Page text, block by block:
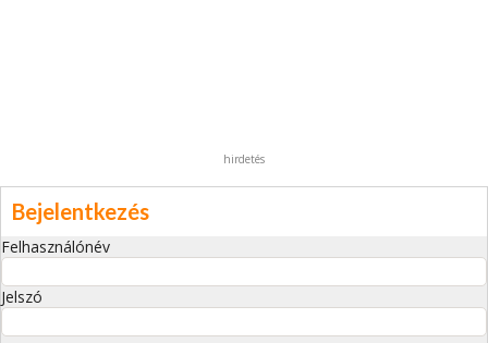
hirdetés
Bejelentkezés
Felhasználónév
Jelszó